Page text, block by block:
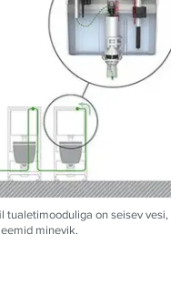
tualetimooduliga on seisev vesi,
minevik.